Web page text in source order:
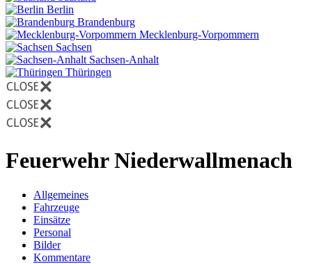
Berlin
Brandenburg
Mecklenburg-Vorpommern
Sachsen
Sachsen-Anhalt
Thüringen
Feuerwehr Niederwallmenach
Allgemeines
Fahrzeuge
Einsätze
Personal
Bilder
Kommentare